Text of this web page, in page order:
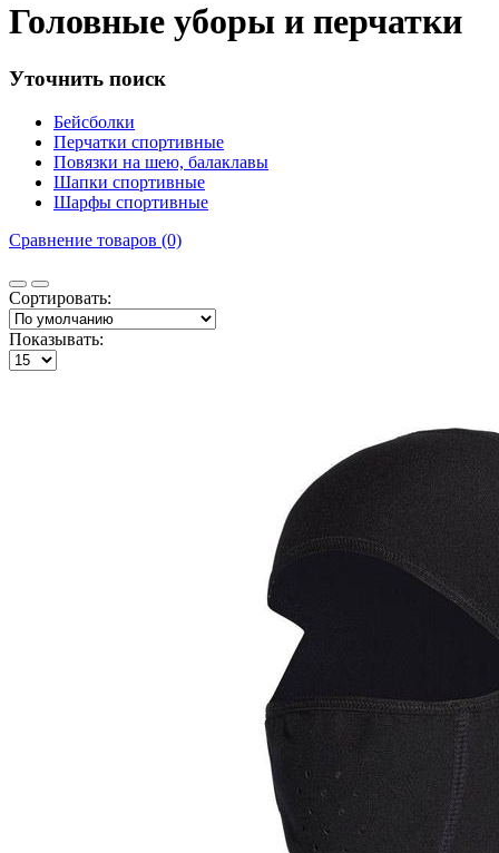
Головные уборы и перчатки
Уточнить поиск
Бейсболки
Перчатки спортивные
Повязки на шею, балаклавы
Шапки спортивные
Шарфы спортивные
Сравнение товаров (0)
Сортировать:
Показывать: